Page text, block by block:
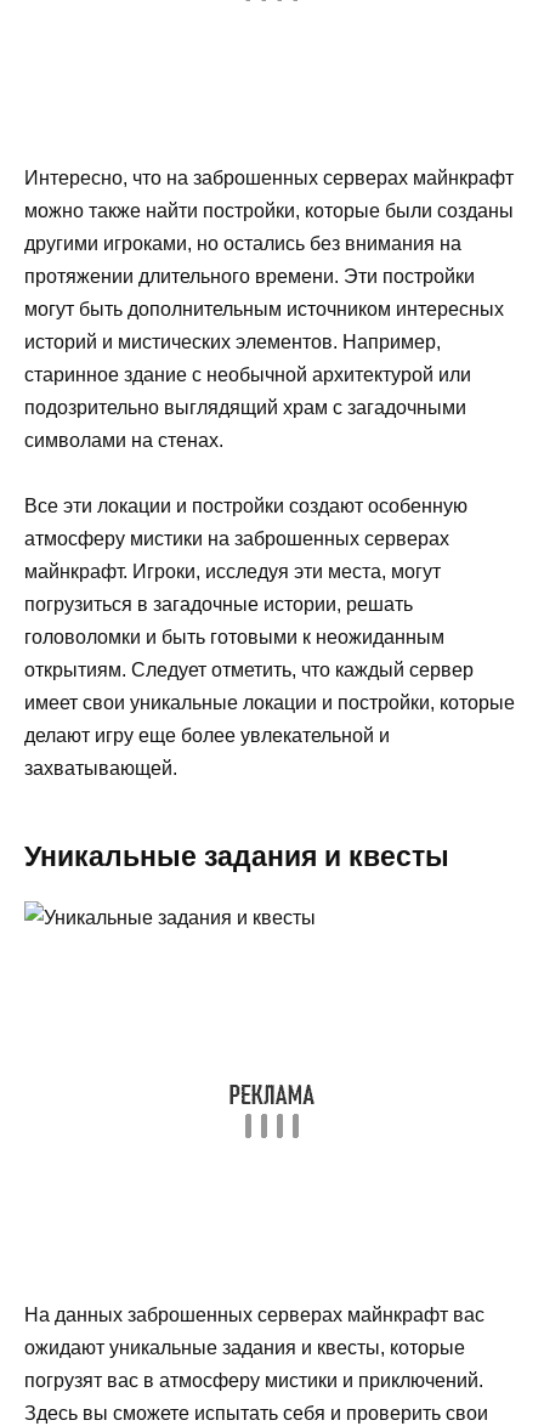
Интересно, что на заброшенных серверах майнкрафт
можно также найти постройки, которые были созданы
другими игроками, но остались без внимания на
протяжении длительного времени. Эти постройки
могут быть дополнительным источником интересных
историй и мистических элементов. Например,
старинное здание с необычной архитектурой или
подозрительно выглядящий храм с загадочными
символами на стенах.
Все эти локации и постройки создают особенную
атмосферу мистики на заброшенных серверах
майнкрафт. Игроки, исследуя эти места, могут
погрузиться в загадочные истории, решать
головоломки и быть готовыми к неожиданным
открытиям. Следует отметить, что каждый сервер
имеет свои уникальные локации и постройки, которые
делают игру еще более увлекательной и
захватывающей.
Уникальные задания и квесты
На данных заброшенных серверах майнкрафт вас
ожидают уникальные задания и квесты, которые
погрузят вас в атмосферу мистики и приключений.
Здесь вы сможете испытать себя и проверить свои